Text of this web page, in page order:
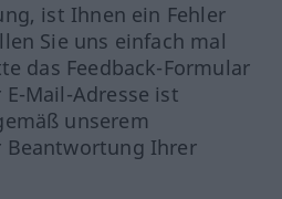
ist Ihnen ein Fehler
Sie uns einfach mal
das Feedback-Formular
Mail-Adresse ist
unserem
Beantwortung Ihrer